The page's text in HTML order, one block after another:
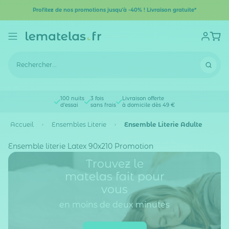
Profitez de nos promotions jusqu'à -40% ! Livraison gratuite*
100 nuits
d'essai
3 fois
sans frais
Livraison offerte
à domicile dès 49 €
Accueil Ensembles Literie Ensemble Literie Adulte
Ensemble literie Latex 90x210 Promotion
Trouvez le
matelas fait pour
vous
en moins de deux minutes